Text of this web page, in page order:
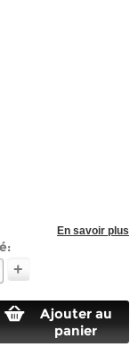
En savoir plus
+
Ajouter au
panier